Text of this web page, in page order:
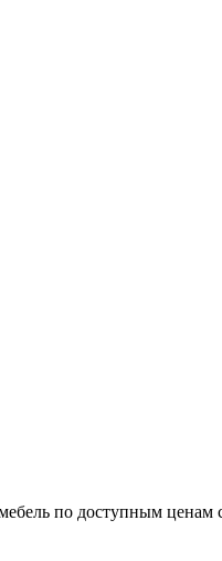
по доступным